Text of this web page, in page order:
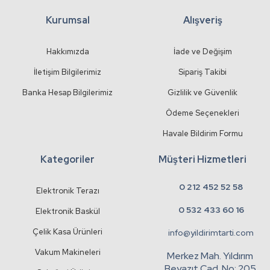
Kurumsal
Hakkımızda
İletişim Bilgilerimiz
Banka Hesap Bilgilerimiz
Alışveriş
İade ve Değişim
Sipariş Takibi
Gizlilik ve Güvenlik
Ödeme Seçenekleri
Havale Bildirim Formu
Kategoriler
Elektronik Terazı
Elektronik Baskül
Çelik Kasa Ürünleri
Vakum Makineleri
Müşteri Hizmetleri
0 212 452 52 58
0 532 433 60 16
info@yildirimtarti.com
Merkez Mah. Yıldırım